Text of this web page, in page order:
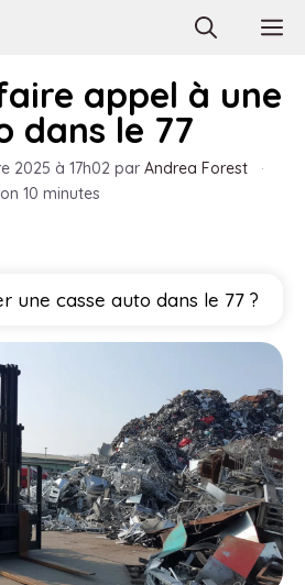
appel à une
dans le 77
2025 à 17h02 par Andrea Forest
·
10 minutes
une casse auto dans le 77 ?